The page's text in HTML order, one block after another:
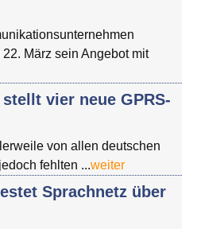
März sein Angebot mit
vier neue GPRS-
von allen deutschen
fehlten ...weiter
Sprachnetz über